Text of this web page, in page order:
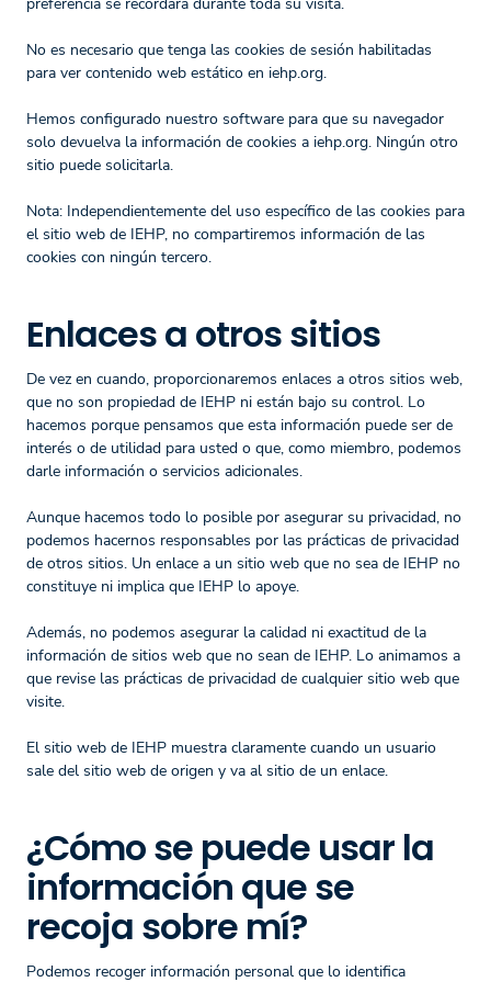
No es necesario que tenga las cookies de sesión habilitadas
para ver contenido web estático en iehp.org.
Hemos configurado nuestro software para que su navegador
solo devuelva la información de cookies a iehp.org. Ningún otro
sitio puede solicitarla.
Nota: Independientemente del uso específico de las cookies para
el sitio web de IEHP, no compartiremos información de las
cookies con ningún tercero.
Enlaces a otros sitios
De vez en cuando, proporcionaremos enlaces a otros sitios web,
que no son propiedad de IEHP ni están bajo su control. Lo
hacemos porque pensamos que esta información puede ser de
interés o de utilidad para usted o que, como miembro, podemos
darle información o servicios adicionales.
Aunque hacemos todo lo posible por asegurar su privacidad, no
podemos hacernos responsables por las prácticas de privacidad
de otros sitios. Un enlace a un sitio web que no sea de IEHP no
constituye ni implica que IEHP lo apoye.
Además, no podemos asegurar la calidad ni exactitud de la
información de sitios web que no sean de IEHP. Lo animamos a
que revise las prácticas de privacidad de cualquier sitio web que
visite.
El sitio web de IEHP muestra claramente cuando un usuario
sale del sitio web de origen y va al sitio de un enlace.
¿Cómo se puede usar la
información que se
recoja sobre mí?
Podemos recoger información personal que lo identifica